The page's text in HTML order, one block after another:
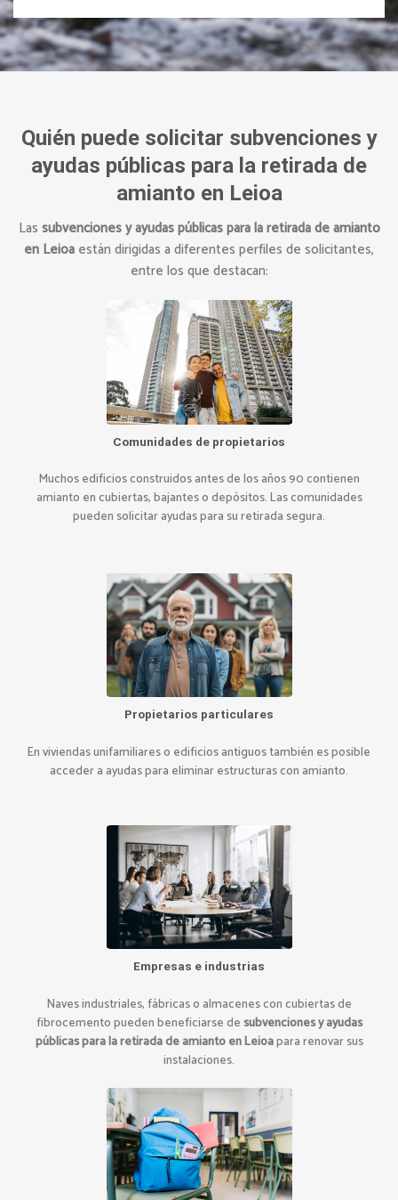
Quién puede solicitar subvenciones y
ayudas públicas para la retirada de
amianto en Leioa
Las subvenciones y ayudas públicas para la retirada de amianto
en Leioa están dirigidas a diferentes perfiles de solicitantes,
entre los que destacan:
Comunidades de propietarios
Muchos edificios construidos antes de los años 90 contienen
amianto en cubiertas, bajantes o depósitos. Las comunidades
pueden solicitar ayudas para su retirada segura.
Propietarios particulares
En viviendas unifamiliares o edificios antiguos también es posible
acceder a ayudas para eliminar estructuras con amianto.
Empresas e industrias
Naves industriales, fábricas o almacenes con cubiertas de
fibrocemento pueden beneficiarse desubvenciones y ayudas
públicas para la retirada de amianto en Leioapara renovar sus
instalaciones.